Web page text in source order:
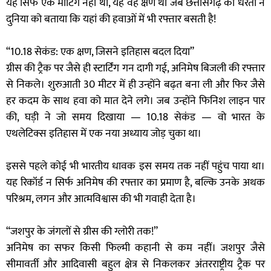
दुनिया को बताया कि यहां की हवाओं में भी रफ्तार बसती है!
“10.18 सेकंड: एक क्षण, जिसने इतिहास बदल दिया”
ग्रीस की ट्रैक पर जैसे ही स्टार्टिंग गन दागी गई, अनिमेष बिजली की रफ्तार
से निकले। शुरुआती 30 मीटर में ही उन्होंने बढ़त बना ली और फिर जैसे
हर कदम के साथ हवा को मात देने लगे। जब उन्होंने फिनिश लाइन पार
की, घड़ी ने जो समय दिखाया — 10.18 सेकंड — वो भारत के
एथलेटिक्स इतिहास में एक नया अध्याय जोड़ चुका था।
इससे पहले कोई भी भारतीय धावक इस समय तक नहीं पहुंच पाया था।
यह रिकॉर्ड न सिर्फ अनिमेष की रफ्तार का प्रमाण है, बल्कि उनके अथक
परिश्रम, लगन और आत्मविश्वास की भी गवाही देता है।
“जशपुर के जंगलों से ग्रीस की ग्लोरी तक!”
अनिमेष का सफर किसी फिल्मी कहानी से कम नहीं। जशपुर जैसे
सीमावर्ती और आदिवासी बहुल क्षेत्र से निकलकर अंतरराष्ट्रीय ट्रैक पर